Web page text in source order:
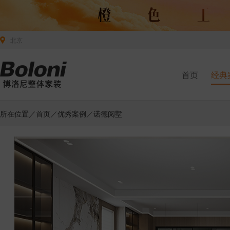
首页 经典
所在位置／首页 ／优秀案例 ／诺德阅墅